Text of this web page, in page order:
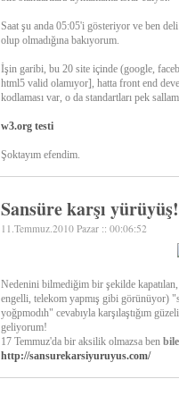
Saat şu anda 05:05'i gösteriyor ve ben
olup olmadığına bakıyorum.
İşin garibi, bu 20 site içinde (google,
html5 valid olamıyor], hatta front end
kodlaması var, o da standartları pek
w3.org testi
Şoktayım efendim.
Sansüre karşı yürüyüş!
11.Temmuz.2010 Pazar :: 00:06:52
Nedenini bilmediğim bir şekilde
engelli, telekom yapmış gibi görünüyor)
yoğpmodıh" cevabıyla karşılaştığım
geliyorum!
17 Temmuz'da bir aksilik olmazsa ben bile
http://sansurekarsiyuruyus.com/